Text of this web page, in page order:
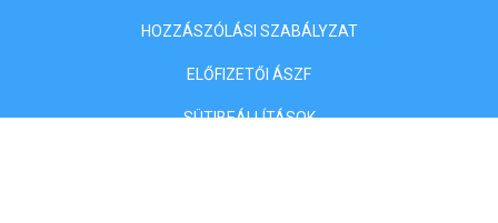
HOZZÁSZÓLÁSI SZABÁLYZAT
ELŐFIZETŐI ÁSZF
SÜTIBEÁLLÍTÁSOK